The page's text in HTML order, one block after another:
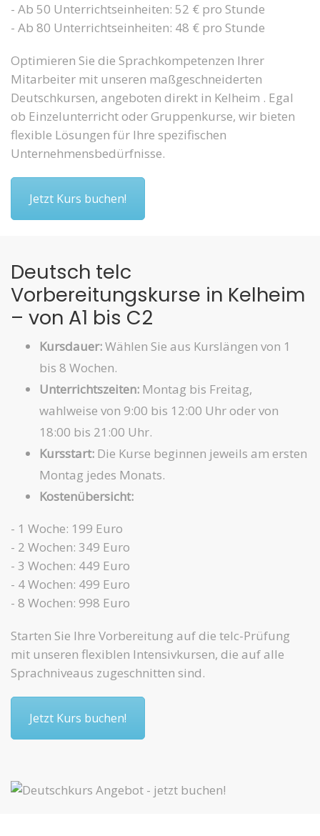
- Ab 50 Unterrichtseinheiten: 52 € pro Stunde
- Ab 80 Unterrichtseinheiten: 48 € pro Stunde
Optimieren Sie die Sprachkompetenzen Ihrer
Mitarbeiter mit unseren maßgeschneiderten
Deutschkursen, angeboten direkt in Kelheim . Egal
ob Einzelunterricht oder Gruppenkurse, wir bieten
flexible Lösungen für Ihre spezifischen
Unternehmensbedürfnisse.
Jetzt Kurs buchen!
Deutsch telc
Vorbereitungskurse in Kelheim
– von A1 bis C2
Kursdauer:Wählen Sie aus Kurslängen von 1
bis 8 Wochen.
Unterrichtszeiten:Montag bis Freitag,
wahlweise von 9:00 bis 12:00 Uhr oder von
18:00 bis 21:00 Uhr.
Kursstart:Die Kurse beginnen jeweils am ersten
Montag jedes Monats.
Kostenübersicht:
- 1 Woche: 199 Euro
- 2 Wochen: 349 Euro
- 3 Wochen: 449 Euro
- 4 Wochen: 499 Euro
- 8 Wochen: 998 Euro
Starten Sie Ihre Vorbereitung auf die telc-Prüfung
mit unseren flexiblen Intensivkursen, die auf alle
Sprachniveaus zugeschnitten sind.
Jetzt Kurs buchen!